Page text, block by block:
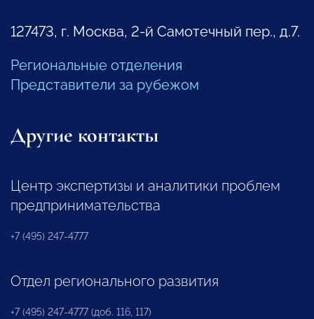
127473, г. Москва, 2-й Самотечный пер., д.7.
Региональные отделения
Представители за рубежом
Другие контакты
Центр экспертизы и аналитики проблем
предпринимательства
+7 (495) 247-4777
Отдел регионального развития
+7 (495) 247-4777 (доб. 116, 117)